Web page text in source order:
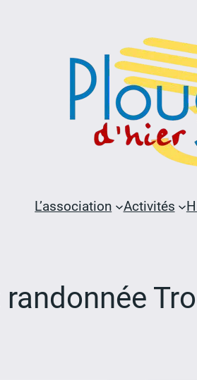
L’association Activités
randonnée